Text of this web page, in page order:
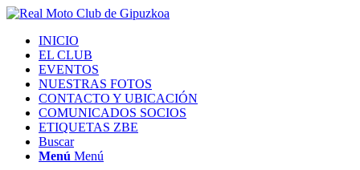
INICIO
EL CLUB
EVENTOS
NUESTRAS FOTOS
CONTACTO Y UBICACIÓN
COMUNICADOS SOCIOS
ETIQUETAS ZBE
Buscar
Menú Menú